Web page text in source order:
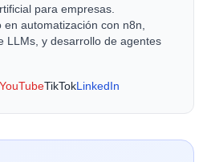
para empresas.
en automatización con n8n,
LLMs, y desarrollo de agentes
YouTubeTikTokLinkedIn